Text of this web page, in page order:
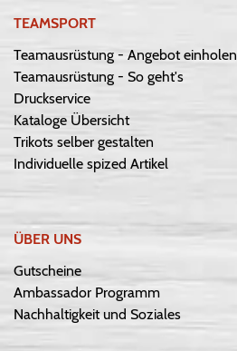
TEAMSPORT
Teamausrüstung - Angebot einholen
Teamausrüstung - So geht's
Druckservice
Kataloge Übersicht
Trikots selber gestalten
Individuelle spized Artikel
ÜBER UNS
Gutscheine
Ambassador Programm
Nachhaltigkeit und Soziales